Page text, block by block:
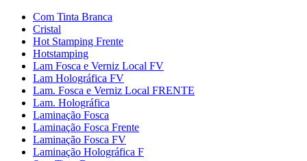
Com Tinta Branca
Cristal
Hot Stamping Frente
Hotstamping
Lam Fosca e Verniz Local FV
Lam Holográfica FV
Lam. Fosca e Verniz Local FRENTE
Lam. Holográfica
Laminação Fosca
Laminação Fosca Frente
Laminação Fosca FV
Laminação Holográfica F